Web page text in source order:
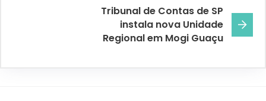
Tribunal de Contas de SP
instala nova Unidade
Regional em Mogi Guaçu